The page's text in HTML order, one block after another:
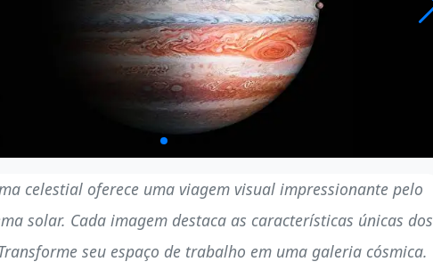
celestial oferece uma viagem visual impressionante pelo
solar. Cada imagem destaca as características únicas dos
seu espaço de trabalho em uma galeria cósmica.